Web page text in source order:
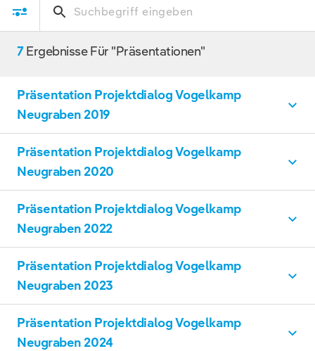
7Ergebnisse Für "Präsentationen"
Präsentation Projektdialog Vogelkamp
Neugraben 2019
Vogelkamp Neugraben
DOWNLOAD
Präsentation Projektdialog Vogelkamp
Neugraben 2020
Vogelkamp Neugraben
DOWNLOAD
Präsentation Projektdialog Vogelkamp
Neugraben 2022
Vogelkamp Neugraben
DOWNLOAD
Präsentation Projektdialog Vogelkamp
Neugraben 2023
Vogelkamp Neugraben
Präsentation Projektdialog Vogelkamp
Neugraben 2024